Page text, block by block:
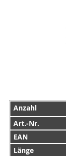
Anzahl
Art.-Nr.
EAN
Länge